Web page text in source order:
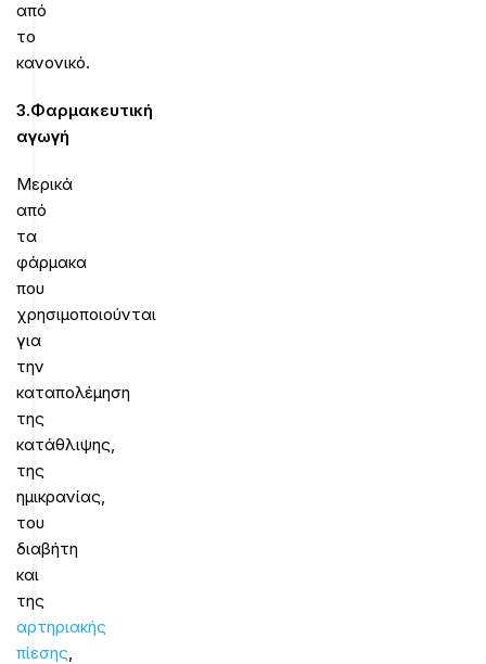
από
το
κανονικό.
3.Φαρμακευτική
αγωγή
Μερικά
από
τα
φάρμακα
που
χρησιμοποιούνται
για
την
καταπολέμηση
της
κατάθλιψης,
της
ημικρανίας,
του
διαβήτη
και
της
αρτηριακής
πίεσης,